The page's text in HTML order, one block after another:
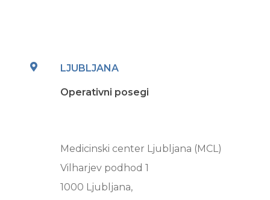
LJUBLJANA
Operativni posegi
Medicinski center Ljubljana (MCL)
Vilharjev podhod 1
1000 Ljubljana,